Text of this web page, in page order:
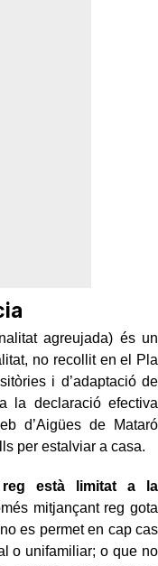
agreujada) és un
no recollit en el Pla
i d’adaptació de
la declaració efectiva
d’Aigües de Mataró
per estalviar a casa.
està limitat a la
mitjançant reg gota
es permet en cap cas
o unifamiliar; o que no